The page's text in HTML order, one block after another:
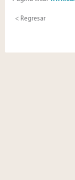
< Regresar